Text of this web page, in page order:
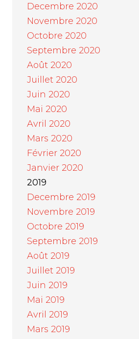
Decembre 2020
Novembre 2020
Octobre 2020
Septembre 2020
Août 2020
Juillet 2020
Juin 2020
Mai 2020
Avril 2020
Mars 2020
Février 2020
Janvier 2020
2019
Decembre 2019
Novembre 2019
Octobre 2019
Septembre 2019
Août 2019
Juillet 2019
Juin 2019
Mai 2019
Avril 2019
Mars 2019